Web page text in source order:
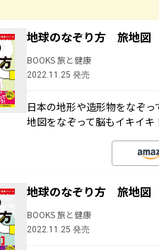
地球のなぞり方 旅地図
BOOKS 旅と健康
2022.11.25 発売
日本の地形や造形物をなぞ
地図をなぞって脳もイキイキ
地球のなぞり方 旅地図
BOOKS 旅と健康
2022.11.25 発売